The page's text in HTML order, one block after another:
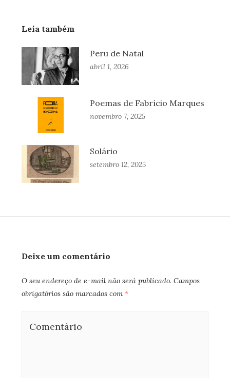
Leia também
Peru de Natal
abril 1, 2026
Poemas de Fabrício Marques
novembro 7, 2025
Solário
setembro 12, 2025
Deixe um comentário
O seu endereço de e-mail não será publicado. Campos
obrigatórios são marcados com *